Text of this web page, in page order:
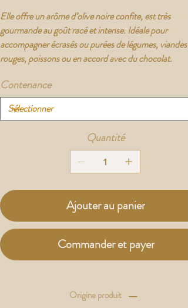
Elle offre un arôme d’olive noire confite, est très
gourmande au goût racé et intense. Idéale pour
accompagner écrasés ou purées de légumes, viandes
rouges, poissons ou en accord avec du chocolat.
Contenance
Quantité
Ajouter au panier
Commander et payer
Origine produit